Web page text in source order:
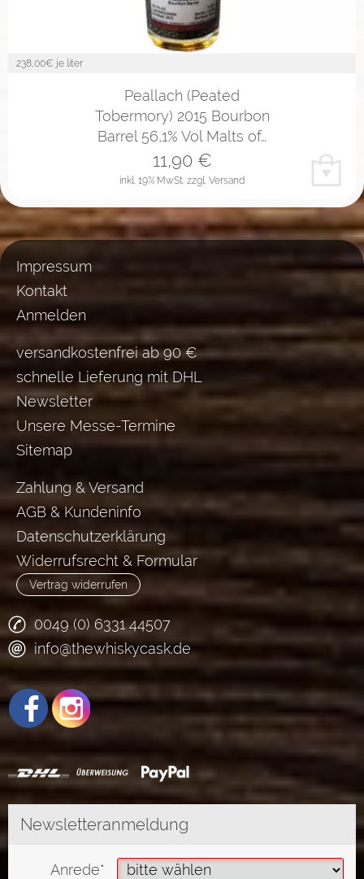
238,00€ je liter
Peallach (Peated
Tobermory) 2015 Bourbon
Barrel 56,1% Vol Malts of…
inkl. 19% MwSt. zzgl. Versand
11,90€
Impressum
Kontakt
Anmelden
versandkostenfrei ab 90 €
schnelle Lieferung mit DHL
Newsletter
Unsere Messe-Termine
Sitemap
Zahlung & Versand
AGB & Kundeninfo
Datenschutzerklärung
Widerrufsrecht & Formular
Vertrag widerrufen
0049 (0) 6331 44507
info@thewhiskycask.de